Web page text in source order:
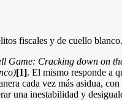
fiscales y de cuello blanco.
Game: Cracking down on
[1]. El mismo responde a
cada vez más asidua,
una inestabilidad y